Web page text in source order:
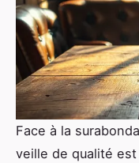
Face à la
veille de qualité